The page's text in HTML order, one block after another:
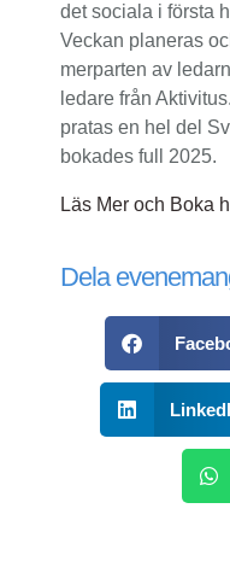
det sociala i första
Veckan planeras
merparten av
ledare från
pratas en hel del
bokades full 2025.
Läs Mer och Boka
Dela